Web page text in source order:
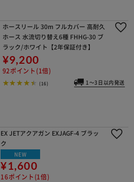
ホースリール 30m フルカバー 高耐久
ホース 水流切り替え6種 FHHG-30 ブ
ラック/ホワイト【2年保証付き】
¥9,200
92ポイント(1倍)
(16) 1～3日以内発送
EX JETアクアガン EXJAGF-4 ブラッ
ク
NEW
¥1,600
16ポイント(1倍)